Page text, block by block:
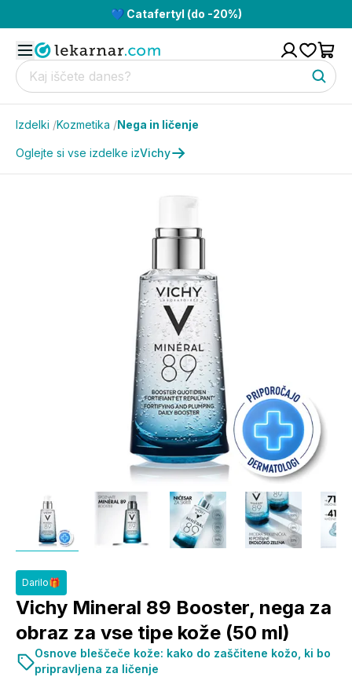
💙 Catafertyl (do -20%)
Izdelki /Kozmetika /Nega in ličenje
Oglejte si vse izdelke izVichy
Darilo🎁
Vichy Mineral 89 Booster, nega za
obraz za vse tipe kože (50 ml)
Osnove bleščeče kože: kako do zaščitene kožo, ki bo
pripravljena za ličenje